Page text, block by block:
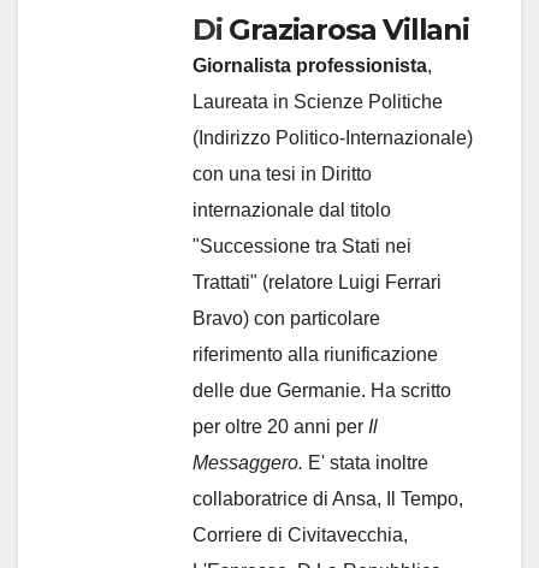
Di Graziarosa Villani
Giornalista professionista,
Laureata in Scienze Politiche
(Indirizzo Politico-Internazionale)
con una tesi in Diritto
internazionale dal titolo
"Successione tra Stati nei
Trattati" (relatore Luigi Ferrari
Bravo) con particolare
riferimento alla riunificazione
delle due Germanie. Ha scritto
per oltre 20 anni per Il
Messaggero. E' stata inoltre
collaboratrice di Ansa, Il Tempo,
Corriere di Civitavecchia,